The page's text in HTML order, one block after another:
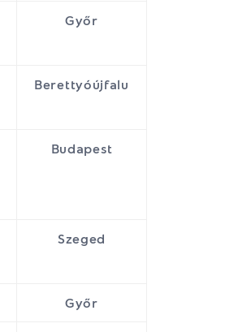
Győr
Berettyóújfalu
Budapest
Szeged
Győr